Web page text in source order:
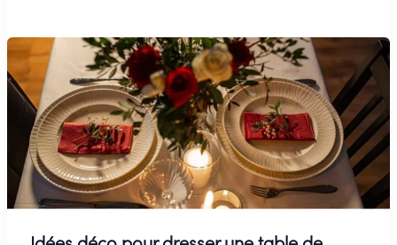
chambre
pour
la
Saint-
Valentin